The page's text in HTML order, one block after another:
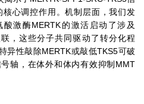
心调控作用。机制层面，我们发
激酶MERTK的激活启动了涉及
，这些分子共同驱动了转分化程
异性敲除MERTK或敲低TKS5可破
轴，在体外和体内有效抑制MMT